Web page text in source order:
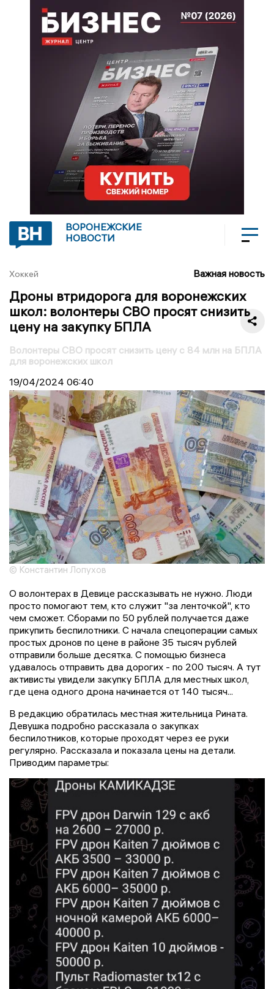
ВОРОНЕЖСКИЕ
НОВОСТИ
Хоккей Важная новость
Дроны втридорога для воронежских
школ: волонтеры СВО просят снизить
цену на закупку БПЛА
Волонтеры СВО просят снизить цену с 84 млн на БПЛА
для воронежских школ
19/04/2024 06:40
© Константин Лопухов
О волонтерах в Девице рассказывать не нужно. Люди
просто помогают тем, кто служит "за ленточкой", кто
чем сможет. Сборами по 50 рублей получается даже
прикупить беспилотники. С начала спецоперации самых
простых дронов по цене в районе 35 тысяч рублей
отправили больше десятка. С помощью бизнеса
удавалось отправить два дорогих - по 200 тысяч. А тут
активисты увидели закупку БПЛА для местных школ,
где цена одного дрона начинается от 140 тысяч...
В редакцию обратилась местная жительница Рината.
Девушка подробно рассказала о закупках
беспилотников, которые проходят через ее руки
регулярно. Рассказала и показала цены на детали.
Приводим параметры: